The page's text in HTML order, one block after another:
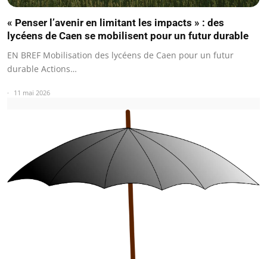
« Penser l’avenir en limitant les impacts » : des
lycéens de Caen se mobilisent pour un futur durable
EN BREF Mobilisation des lycéens de Caen pour un futur
durable Actions…
11 mai 2026